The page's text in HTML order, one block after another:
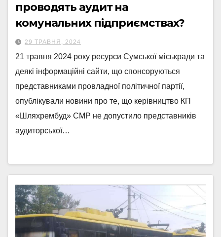
проводять аудит на
комунальних підприємствах?
29 ТРАВНЯ, 2024
21 травня 2024 року ресурси Сумської міськради та
деякі інформаційні сайти, що спонсоруються
представниками провладної політичної партії,
опублікували новини про те, що керівництво КП
«Шляхрембуд» СМР не допустило представників
аудиторської…